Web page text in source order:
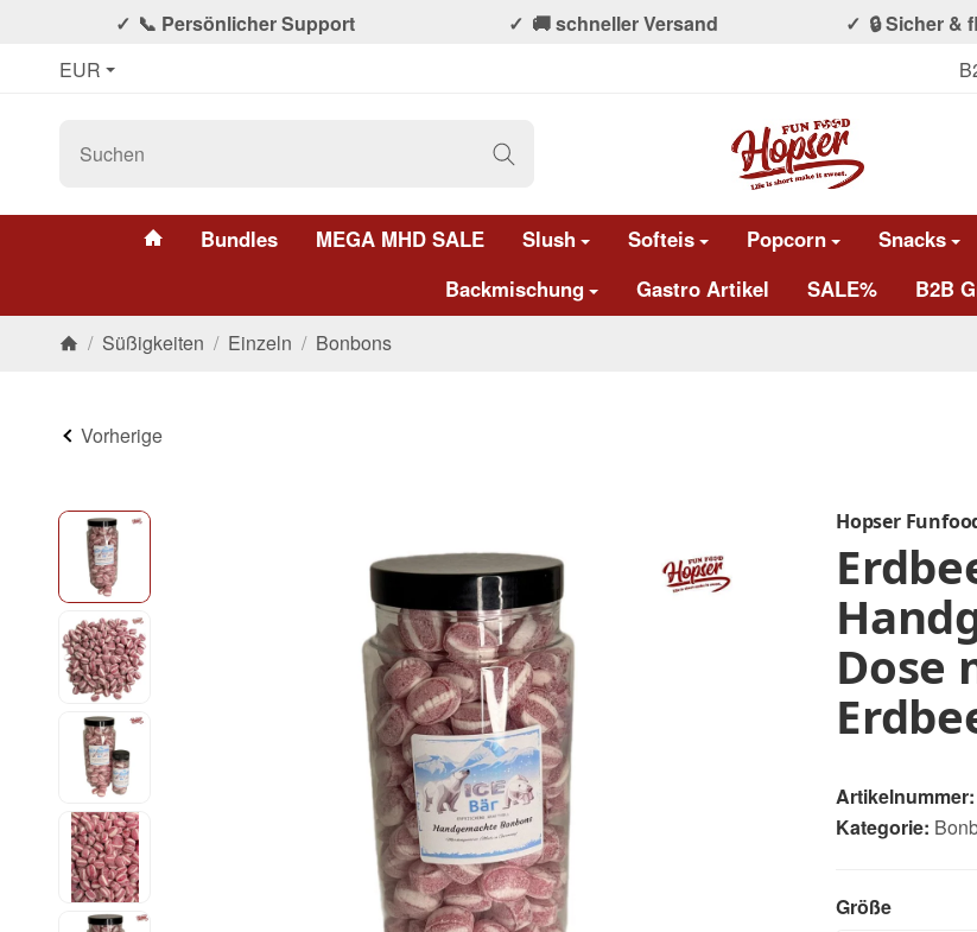
📞 Persönlicher Support 🚚 schneller Versand 🔒 Sicher &
EUR
#custom.linkHome#
Bundles MEGA MHD SALE Slush Softeis Popcorn Snacks
Backmischung
Gastro Artikel SALE% B2B
/ Süßigkeiten / Einzeln / Bonbons
Vorherige
Hopser
Dose
Artikelnummer:
Kategorie:
Größe